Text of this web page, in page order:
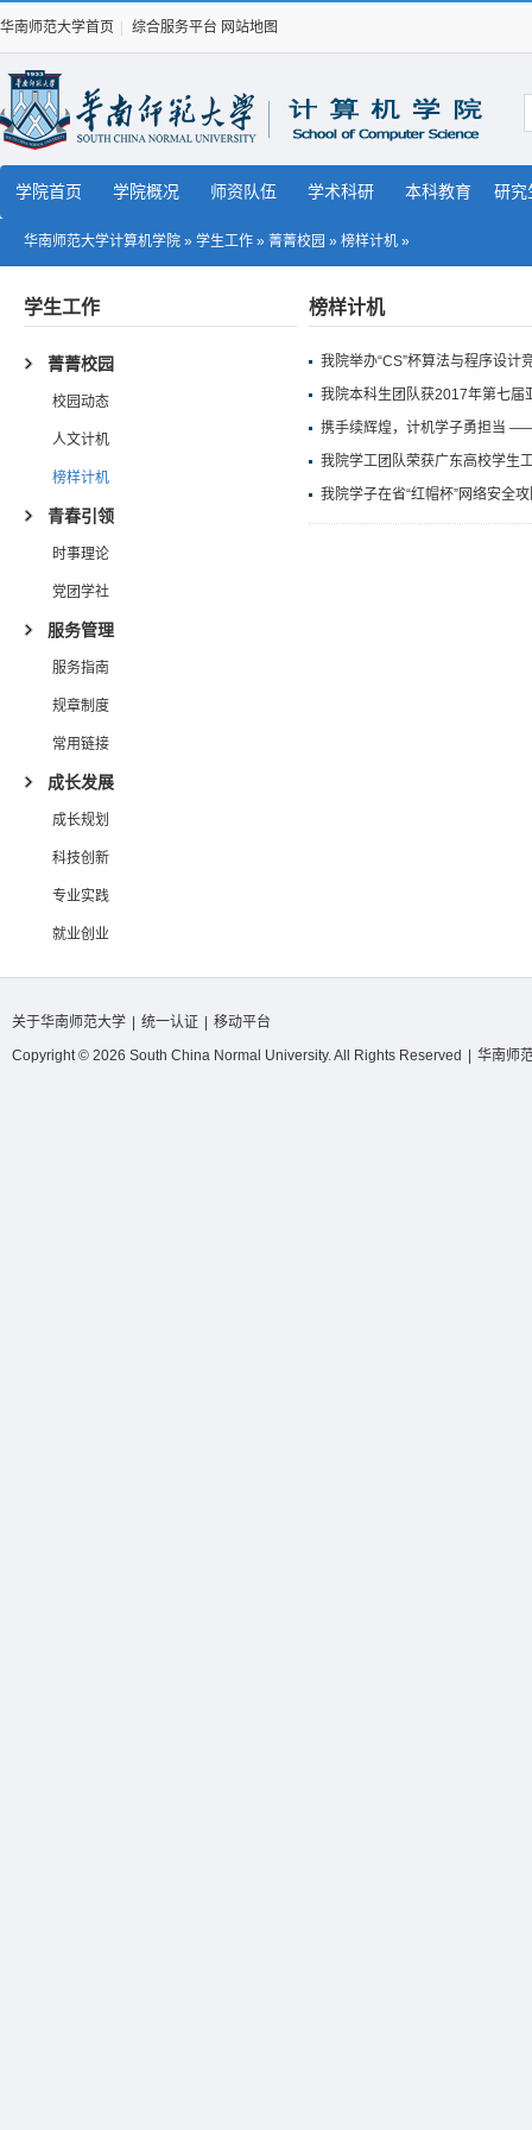
华南师范大学首页 综合服务平台 网站地图
学院首页 学院概况 师资队伍 学术科研 本科教育 研究
华南师范大学计算机学院 » 学生工作 » 菁菁校园 » 榜样计机 »
学生工作
菁菁校园
校园动态
人文计机
榜样计机
青春引领
时事理论
党团学社
服务管理
服务指南
规章制度
常用链接
成长发展
成长规划
科技创新
专业实践
就业创业
榜样计机
我院举办“CS”杯算法与程序设计
我院本科生团队获2017年第七届
携手续辉煌，计机学子勇担当
我院学工团队荣获广东高校学生
我院学子在省“红帽杯”网络安全
关于华南师范大学 统一认证
移动平台
Copyright © 2026 South China Normal University. All Rights Reserved
华南师